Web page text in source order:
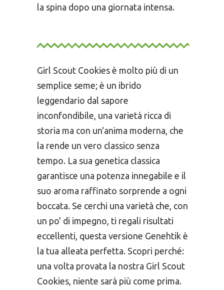
la spina dopo una giornata intensa.
Girl Scout Cookies è molto più di un
semplice seme; è un ibrido
leggendario dal sapore
inconfondibile, una varietà ricca di
storia ma con un'anima moderna, che
la rende un vero classico senza
tempo. La sua genetica classica
garantisce una potenza innegabile e il
suo aroma raffinato sorprende a ogni
boccata. Se cerchi una varietà che, con
un po' di impegno, ti regali risultati
eccellenti, questa versione Genehtik è
la tua alleata perfetta. Scopri perché:
una volta provata la nostra Girl Scout
Cookies, niente sarà più come prima.